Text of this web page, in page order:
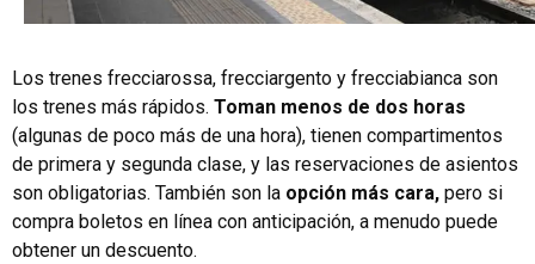
Los trenes frecciarossa, frecciargento y frecciabianca son
los trenes más rápidos. Toman menos de dos horas
(algunas de poco más de una hora), tienen compartimentos
de primera y segunda clase, y las reservaciones de asientos
son obligatorias. También son la opción más cara, pero si
compra boletos en línea con anticipación, a menudo puede
obtener un descuento.